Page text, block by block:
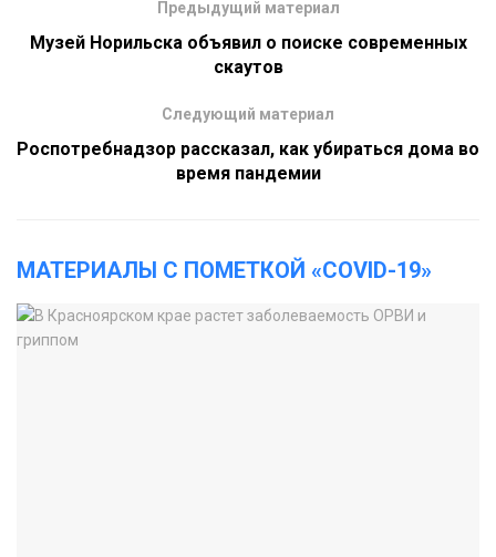
Предыдущий материал
Музей Норильска объявил о поиске современных
скаутов
Следующий материал
Роспотребнадзор рассказал, как убираться дома во
время пандемии
МАТЕРИАЛЫ С ПОМЕТКОЙ «COVID-19»